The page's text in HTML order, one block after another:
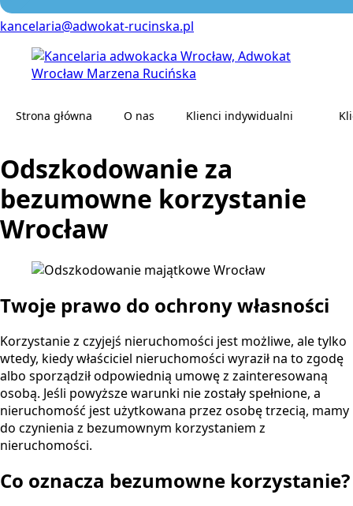
kancelaria@adwokat-rucinska.pl
Strona główna O nas Klienci indywidualni
Rozwód
Alimenty
Ustalenie ojcostwa
Odszkodowanie za
bezumowne korzystanie
Wrocław
Twoje prawo do ochrony własności
Korzystanie z czyjejś nieruchomości jest możliwe, ale tylko
wtedy, kiedy właściciel nieruchomości wyraził na to zgodę
albo sporządził odpowiednią umowę z zainteresowaną
osobą. Jeśli powyższe warunki nie zostały spełnione, a
nieruchomość jest użytkowana przez osobę trzecią, mamy
do czynienia z bezumownym korzystaniem z
nieruchomości.
Co oznacza bezumowne korzystanie?